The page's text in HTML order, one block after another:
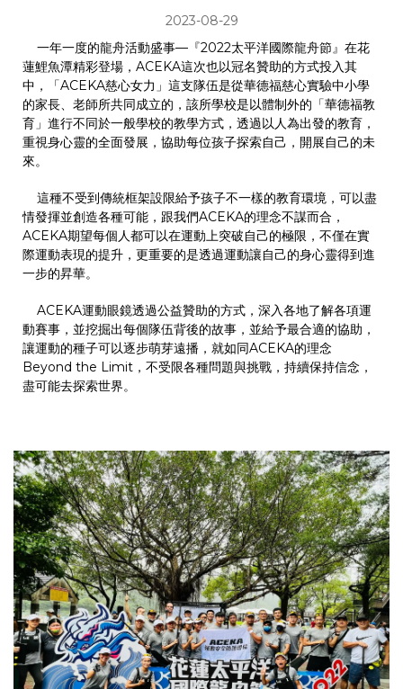
2023-08-29
一年一度的龍舟活動盛事— 『2022太平洋國際龍舟節』在花
蓮鯉魚潭精彩登場，ACEKA這次也以冠名贊助的方式投入其
中，
「ACEKA慈心女力 」這支隊伍是從華德福慈心實驗中小學
的家長、老師所共同成立的，該所學校是以體制外的「華德福教
育」進行不同於一般學校的教學方式，透過以人為出發的教育，
重視身心靈的全面發展，協助每位孩子探索自己，開展自己的未
來。
這種不受到傳統框架設限給予孩子不一樣的教育環境，可以盡
情發揮並創造各種可能，跟我們ACEKA的理念不謀而合，
ACEKA期望每個人都可以在運動上突破自己的極限，不僅在實
際運動表現的提升，更重要的是透過運動讓自己的身心靈得到進
一步的昇華。
ACEKA運動眼鏡透過公益贊助的方式，深入各地了解各項運
動賽事，並挖掘出每個隊伍背後的故事，並給予最合適的協助，
讓運動的種子可以逐步萌芽遠播，就如同ACEKA的理念
Beyond the Limit，不受限各種問題與挑戰，持續保持信念，
盡可能去探索世界。